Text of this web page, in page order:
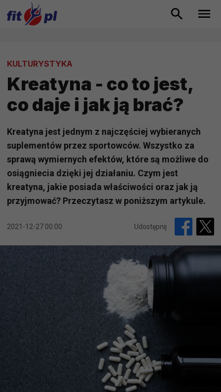
KULTURYSTYKA
Kreatyna - co to jest,
co daje i jak ją brać?
Kreatyna jest jednym z najczęściej wybieranych
suplementów przez sportowców. Wszystko za
sprawą wymiernych efektów, które są możliwe do
osiągniecia dzięki jej działaniu. Czym jest
kreatyna, jakie posiada właściwości oraz jak ją
przyjmować? Przeczytasz w poniższym artykule.
2021-12-27 00:00 Udostępnij